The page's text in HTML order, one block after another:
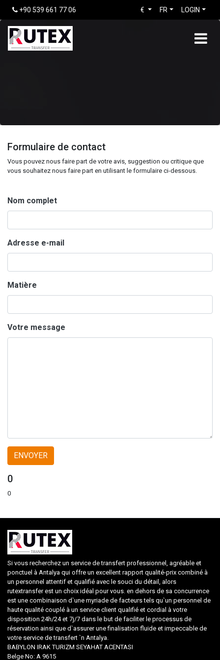
+90 539 661 77 06 LOGIN
FR
€
Formulaire de contact
Vous pouvez nous faire part de votre avis, suggestion ou critique que
vous souhaitez nous faire part en utilisant le formulaire ci-dessous.
Nom complet
Adresse e-mail
Matière
Votre message
0
0
Si vous recherchez un service de transfert professionnel, agréable et
ponctuel à Antalya qui offre un excellent rapport qualité-prix combiné à
un personnel attentif et qualifié avec le souci du détail, alors
rutextransfer est un choix idéal pour vous. en dehors de sa concurrence
est une combinaison d`une myriade de facteurs tels qu`un personnel de
haute qualité couplé à un service client qualifié et cordial à votre
disposition 24h/24 et 7j/7 dans le but de faciliter le processus de
réservation ainsi que d`assurer une finalisation fluide et impeccable de
votre service de transfert `n Antalya.
BABYLON IRAK TURIZM SEYAHAT ACENTASI
Belge No: A 9615